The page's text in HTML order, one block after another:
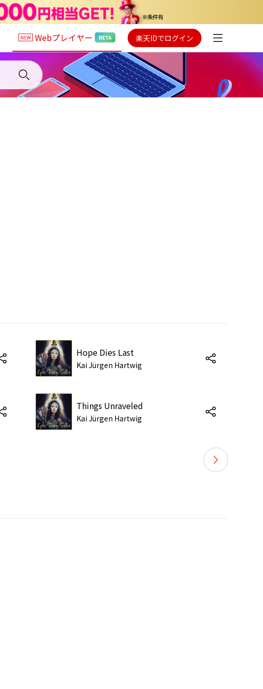
Webプレイヤー 楽天IDでログイン
Hope Dies Last
Kai Jürgen Hartwig
Things Unraveled
Kai Jürgen Hartwig